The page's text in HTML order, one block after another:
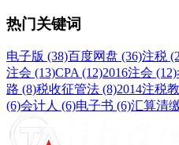
热门关键词
电子版 (38)百度网盘 (36)注税
注会 (13)CPA (12)2016注会 (12)
路 (8)税收征管法 (8)2014注税
(6)会计人 (6)电子书 (6)汇算清